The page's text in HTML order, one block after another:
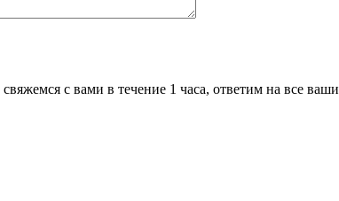
с вами в течение 1 часа, ответим на все ваши